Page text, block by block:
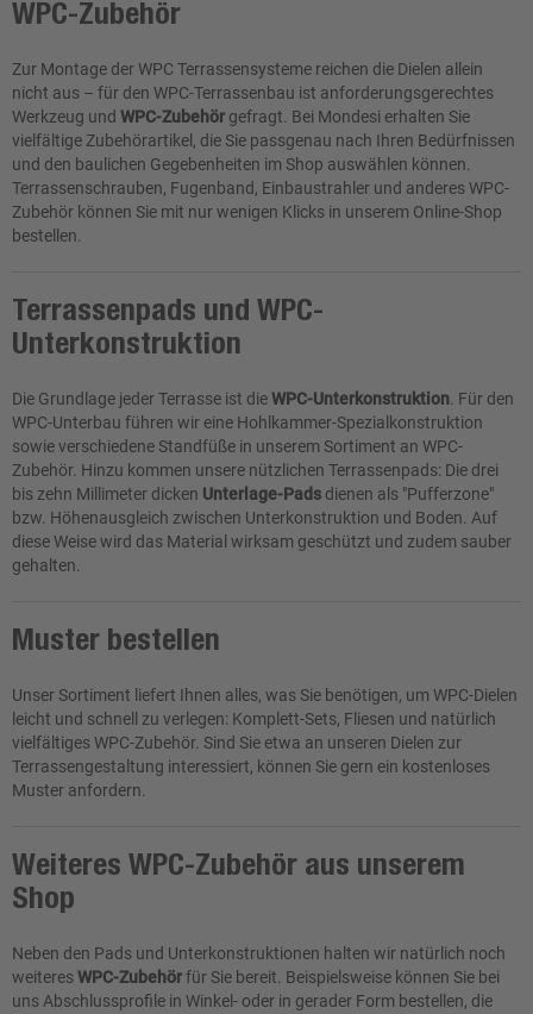
WPC-Zubehör
Zur Montage der WPC Terrassensysteme reichen die Dielen allein
nicht aus – für den WPC-Terrassenbau ist anforderungsgerechtes
Werkzeug und WPC-Zubehör gefragt. Bei Mondesi erhalten Sie
vielfältige Zubehörartikel, die Sie passgenau nach Ihren Bedürfnissen
und den baulichen Gegebenheiten im Shop auswählen können.
Terrassenschrauben, Fugenband, Einbaustrahler und anderes WPC-
Zubehör können Sie mit nur wenigen Klicks in unserem Online-Shop
bestellen.
Terrassenpads und WPC-
Unterkonstruktion
Die Grundlage jeder Terrasse ist dieWPC-Unterkonstruktion . Für den
WPC-Unterbau führen wir eine Hohlkammer-Spezialkonstruktion
sowie verschiedene Standfüße in unserem Sortiment an WPC-
Zubehör. Hinzu kommen unsere nützlichen Terrassenpads: Die drei
bis zehn Millimeter dicken Unterlage-Pads dienen als "Pufferzone"
bzw. Höhenausgleich zwischen Unterkonstruktion und Boden. Auf
diese Weise wird das Material wirksam geschützt und zudem sauber
gehalten.
Muster bestellen
Unser Sortiment liefert Ihnen alles, was Sie benötigen, um WPC-Dielen
leicht und schnell zu verlegen: Komplett-Sets, Fliesen und natürlich
vielfältiges WPC-Zubehör. Sind Sie etwa an unseren Dielen zur
Terrassengestaltung interessiert, können Sie gern ein kostenloses
Muster anfordern.
Weiteres WPC-Zubehör aus unserem
Shop
Neben den Pads und Unterkonstruktionen halten wir natürlich noch
weiteresWPC-Zubehörfür Sie bereit. Beispielsweise können Sie bei
uns Abschlussprofile in Winkel- oder in gerader Form bestellen, die